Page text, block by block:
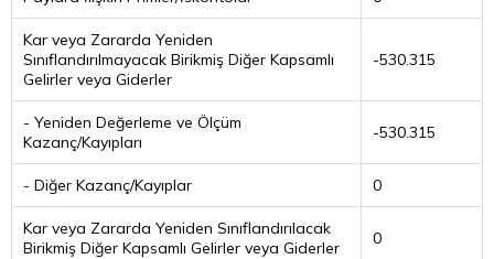
Kar veya Zararda Yeniden
Sınıflandırılmayacak Birikmiş Diğer Kapsamlı
Gelirler veya Giderler
-530.315
- Yeniden Değerleme ve Ölçüm
Kazanç/Kayıpları
-530.315
- Diğer Kazanç/Kayıplar 0
Kar veya Zararda Yeniden Sınıflandırılacak
Birikmiş Diğer Kapsamlı Gelirler veya Giderler
0